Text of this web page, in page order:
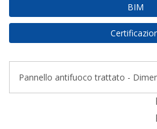
BIM